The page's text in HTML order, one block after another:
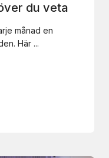
du veta
månad en
Här ...